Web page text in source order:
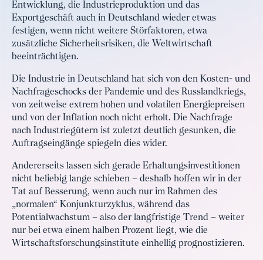
Entwicklung, die Industrieproduktion und das
Exportgeschäft auch in Deutschland wieder etwas
festigen, wenn nicht weitere Störfaktoren, etwa
zusätzliche Sicherheitsrisiken, die Weltwirtschaft
beeinträchtigen.
Die Industrie in Deutschland hat sich von den Kosten- und
Nachfrageschocks der Pandemie und des Russlandkriegs,
von zeitweise extrem hohen und volatilen Energiepreisen
und von der Inflation noch nicht erholt. Die Nachfrage
nach Industriegütern ist zuletzt deutlich gesunken, die
Auftragseingänge spiegeln dies wider.
Andererseits lassen sich gerade Erhaltungsinvestitionen
nicht beliebig lange schieben – deshalb hoffen wir in der
Tat auf Besserung, wenn auch nur im Rahmen des
„normalen“ Konjunkturzyklus, während das
Potentialwachstum – also der langfristige Trend – weiter
nur bei etwa einem halben Prozent liegt, wie die
Wirtschaftsforschungsinstitute einhellig prognostizieren.